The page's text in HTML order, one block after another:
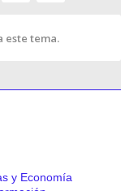
este tema.
y Economía